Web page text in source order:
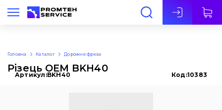
Укр
Головна Каталог Дорожня фреза
Різець OEM BKH40
Артикул:BKH40 Код:10383